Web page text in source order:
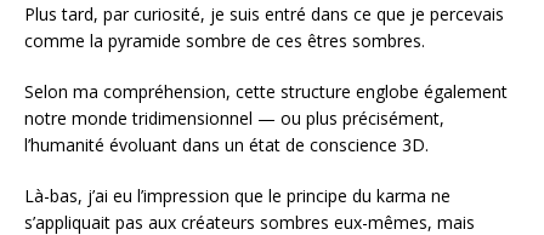
Plus tard, par curiosité, je suis entré dans ce que je percevais
comme la pyramide sombre de ces êtres sombres.
Selon ma compréhension, cette structure englobe également
notre monde tridimensionnel — ou plus précisément,
l’humanité évoluant dans un état de conscience 3D.
Là-bas, j’ai eu l’impression que le principe du karma ne
s’appliquait pas aux créateurs sombres eux-mêmes, mais